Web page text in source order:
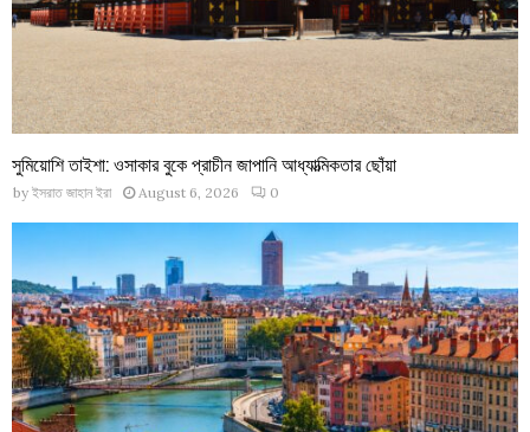
সুমিয়োশি তাইশা: ওসাকার বুকে প্রাচীন জাপানি আধ্যাত্মিকতার ছোঁয়া
by ইসরাত জাহান ইরা August 6, 2026 0